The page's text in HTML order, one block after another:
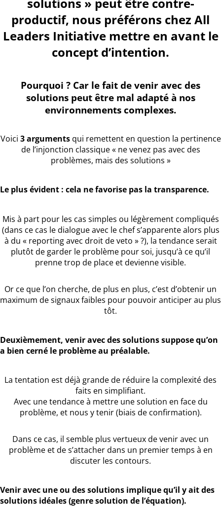
productif, nous préférons chez All
Leaders Initiative mettre en avant le
concept d’intention.
Pourquoi ? Car le fait de venir avec des
solutions peut être mal adapté à nos
environnements complexes.
Voici 3 argumentsqui remettent en question la pertinence
de l’injonction classique « ne venez pas avec des
problèmes, mais des solutions »
Le plus évident : cela ne favorise pas la transparence.
Mis à part pour les cas simples ou légèrement compliqués
(dans ce cas le dialogue avec le chef s’apparente alors plus
à du « reporting avec droit de veto » ?), la tendance serait
plutôt de garder le problème pour soi, jusqu’à ce qu’il
prenne trop de place et devienne visible.
Or ce que l’on cherche, de plus en plus, c’est d’obtenir un
maximum de signaux faibles pour pouvoir anticiper au plus
tôt.
Deuxièmement, venir avec des solutions suppose qu’on
a bien cerné le problème au préalable.
La tentation est déjà grande de réduire la complexité des
faits en simplifiant.
Avec une tendance à mettre une solution en face du
problème, et nous y tenir (biais de confirmation).
Dans ce cas, il semble plus vertueux de venir avec un
problème et de s’attacher dans un premier temps à en
discuter les contours.
Venir avec une ou des solutions implique qu’il y ait des
solutions idéales (genre solution de l’équation).